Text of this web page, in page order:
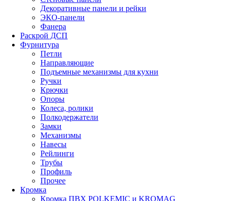
Декоративные панели и рейки
ЭКО-панели
Фанера
Раскрой ДСП
Фурнитура
Петли
Направляющие
Подъемные механизмы для кухни
Ручки
Крючки
Опоры
Колеса, ролики
Полкодержатели
Замки
Механизмы
Навесы
Рейлинги
Трубы
Профиль
Прочее
Кромка
Кромка ПВХ POLKEMIC и KROMAG